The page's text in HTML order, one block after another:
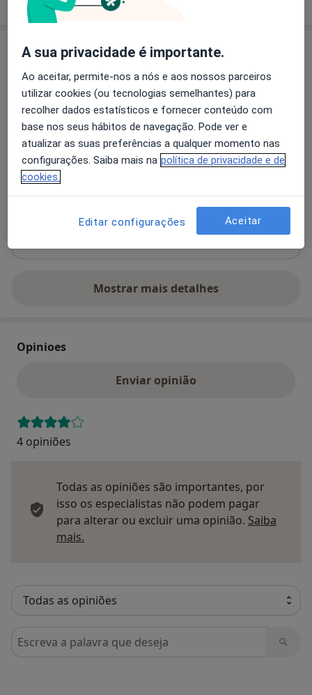
Consultório
Ginova-Clínica de Ginecologia E
Obstetrícia
R Tomás Ribeiro 107,1º-D, Lisboa 1050-228
Ampliar o mapaabre num novo separador
nesta morada
Mostrar mais detalhes
sobre o endereço
Opinioes
Enviar opinião
4 opiniões
Todas as opiniões são importantes, por
isso os especialistas não podem pagar
para alterar ou excluir uma opinião. Saiba
mais.
Pesquisar em opiniões
A sua privacidade é importante.
Ao aceitar, permite-nos a nós e aos nossos parceiros
utilizar cookies (ou tecnologias semelhantes) para
recolher dados estatísticos e fornecer conteúdo com
base nos seus hábitos de navegação. Pode ver e
atualizar as suas preferências a qualquer momento nas
configurações. Saiba mais na política de privacidade e de
cookies.
Editar configurações Aceitar